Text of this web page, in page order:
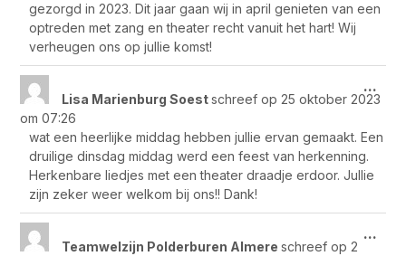
gezorgd in 2023. Dit jaar gaan wij in april genieten van een
optreden met zang en theater recht vanuit het hart! Wij
verheugen ons op jullie komst!
Lisa Marienburg Soestschreef op 25 oktober 2023
om 07:26
wat een heerlijke middag hebben jullie ervan gemaakt. Een
druilige dinsdag middag werd een feest van herkenning.
Herkenbare liedjes met een theater draadje erdoor. Jullie
zijn zeker weer welkom bij ons!! Dank!
...
Teamwelzijn Polderburen Almereschreef op 2
...